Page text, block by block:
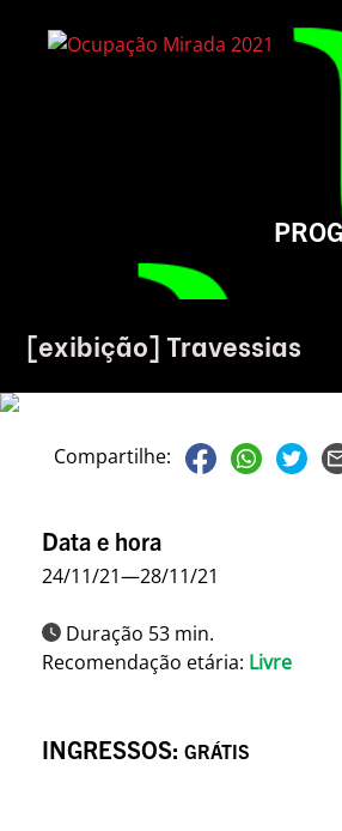
[exibição] Travessias
Compartilhe:
Data e hora
24/11/21—28/11/21
Duração 53 min.
Recomendação etária: Livre
INGRESSOS: GRÁTIS